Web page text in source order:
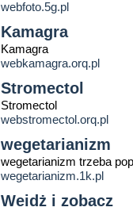
webfoto.5g.pl
Kamagra
Kamagra
webkamagra.orq.pl
Stromectol
Stromectol
webstromectol.orq.pl
wegetarianizm
wegetarianizm trzeba
wegetarianizm.1k.pl
Weidż i zobacz